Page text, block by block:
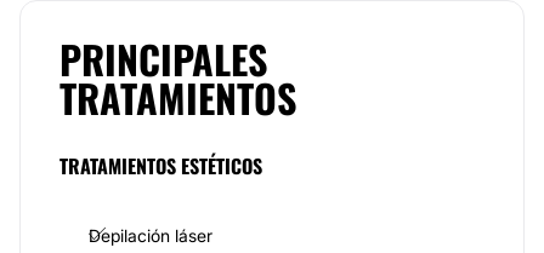
nuestra depilación láser, ya que también puede
hacerse sobre pieles bronceadas. Los resultados son
excelentes desde las primeras sesiones y es
prácticamente indoloro, con precios ajustados por
en Bonos de 5 más económicos. El número de
sesiones necesarias, teniendo en cuenta que es un
zona a tratar aunque suele oscilar entre un mínimo de
PRINCIPALES
TRATAMIENTOS
TRATAMIENTOS ESTÉTICOS
Depilación láser